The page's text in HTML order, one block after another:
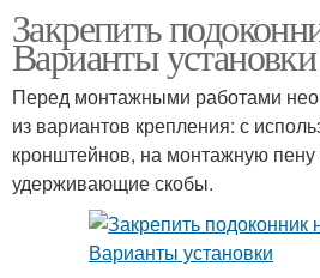
Закрепить
Варианты установки
Перед монтажными работами
из вариантов крепления: с
кронштейнов, на монтажную пену
удерживающие скобы.